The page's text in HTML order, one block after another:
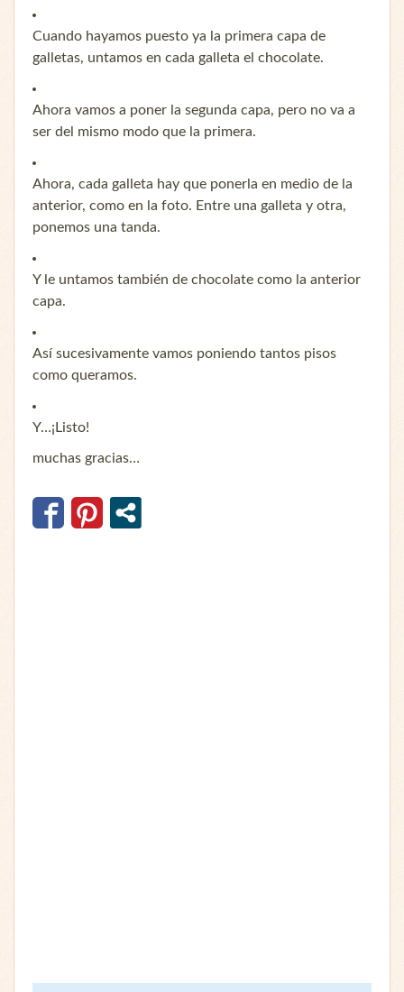
Cuando hayamos puesto ya la primera capa de
galletas, untamos en cada galleta el chocolate.
Ahora vamos a poner la segunda capa, pero no va a
ser del mismo modo que la primera.
Ahora, cada galleta hay que ponerla en medio de la
anterior, como en la foto. Entre una galleta y otra,
ponemos una tanda.
Y le untamos también de chocolate como la anterior
capa.
Así sucesivamente vamos poniendo tantos pisos
como queramos.
Y…¡Listo!
muchas gracias…